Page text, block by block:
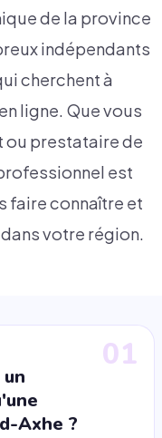
de la province
indépendants
cherchent à
ligne. Que vous
ou prestataire de
est
faire connaître et
votre région.
01
Axhe ?